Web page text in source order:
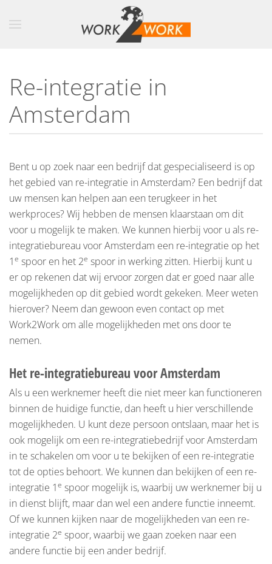
Skip to main content
Re-integratie in
Amsterdam
Bent u op zoek naar een bedrijf dat gespecialiseerd is op
het gebied van re-integratie in Amsterdam? Een bedrijf dat
uw mensen kan helpen aan een terugkeer in het
werkproces? Wij hebben de mensen klaarstaan om dit
voor u mogelijk te maken. We kunnen hierbij voor u als re-
integratiebureau voor Amsterdam een re-integratie op het
1e spoor en het 2e spoor in werking zitten. Hierbij kunt u
er op rekenen dat wij ervoor zorgen dat er goed naar alle
mogelijkheden op dit gebied wordt gekeken. Meer weten
hierover? Neem dan gewoon even contact op met
Work2Work om alle mogelijkheden met ons door te
nemen.
Het re-integratiebureau voor Amsterdam
Als u een werknemer heeft die niet meer kan functioneren
binnen de huidige functie, dan heeft u hier verschillende
mogelijkheden. U kunt deze persoon ontslaan, maar het is
ook mogelijk om een re-integratiebedrijf voor Amsterdam
in te schakelen om voor u te bekijken of een re-integratie
tot de opties behoort. We kunnen dan bekijken of een re-
integratie 1e spoor mogelijk is, waarbij uw werknemer bij u
in dienst blijft, maar dan wel een andere functie inneemt.
Of we kunnen kijken naar de mogelijkheden van een re-
integratie 2e spoor, waarbij we gaan zoeken naar een
andere functie bij een ander bedrijf.